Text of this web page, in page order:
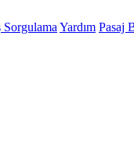
Sorgulama Yardım Pasaj